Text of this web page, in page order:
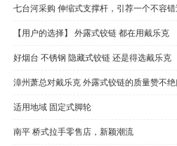
七台河采购 伸缩式支撑杆，引荐一个不容
【用户的选择】 外露式铰链 都在用戴乐克
好烟台 不锈钢 隐藏式铰链 还是得选戴乐克
漳州萧总对戴乐克 外露式铰链的质量赞不
适用地域 固定式脚轮
南平 桥式拉手零售店，新颖潮流